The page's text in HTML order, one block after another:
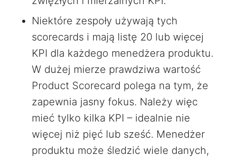
Niektóre zespoły używają tych
scorecards i mają listę 20 lub więcej
KPI dla każdego menedżera produktu.
W dużej mierze prawdziwa wartość
Product Scorecard polega na tym, że
zapewnia jasny fokus. Należy więc
mieć tylko kilka KPI – idealnie nie
więcej niż pięć lub sześć. Menedżer
produktu może śledzić wiele danych,